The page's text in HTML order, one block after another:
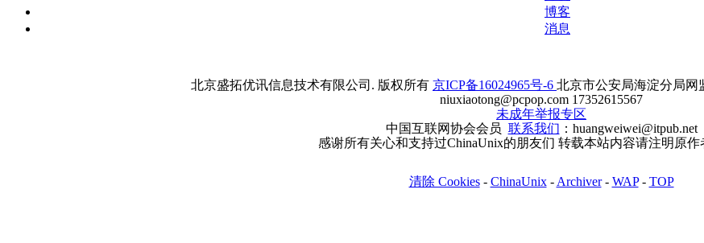
博客
消息
北京盛拓优讯信息技术有限公司. 版权所有 京ICP备16024965号-6 北京市公安局海淀分局网
niuxiaotong@pcpop.com 17352615567
未成年举报专区
中国互联网协会会员 联系我们 ：huangweiwei@itpub.net
感谢所有关心和支持过ChinaUnix的朋友们 转载本站内容请注明原作
清除 Cookies- ChinaUnix- Archiver- WAP- TOP